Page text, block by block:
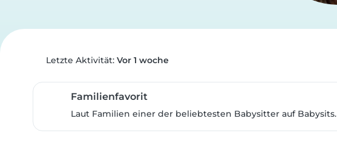
Letzte Aktivität: Vor 1 woche
Familienfavorit
Laut Familien einer der beliebtesten Babysitter auf Babysits.